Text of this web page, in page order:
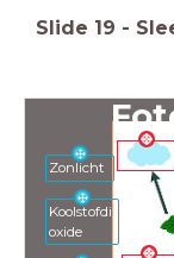
Slide 19 -
Zonlicht
Koolstofdi
oxide